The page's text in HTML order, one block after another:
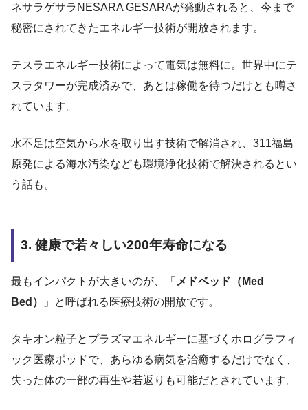
ネサラゲサラNESARA GESARAが発動されると、今まで
秘密にされてきたエネルギー技術が開放されます。
テスラエネルギー技術によって電気は無料に。世界中にテ
スラタワーが完成済みで、あとは稼働を待つだけとも噂さ
れています。
水不足は空気から水を取り出す技術で解消され、311福島
原発による海水汚染なども環境浄化技術で解決されるとい
う話も。
3. 健康で若々しい200年寿命になる
最もインパクトが大きいのが、「 メドベッド（Med
Bed）
」と呼ばれる医療技術の開放です。
タキオン粒子とプラズマエネルギーに基づくホログラフィ
ック医療ポッドで、あらゆる病気を治癒するだけでなく、
失った体の一部の再生や若返りも可能だとされています。